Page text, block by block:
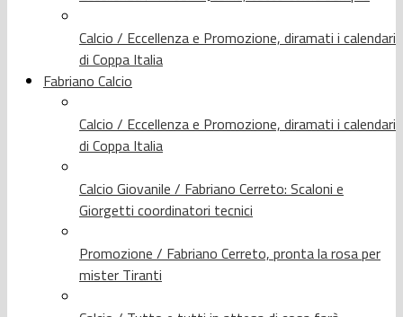
Calcio / Eccellenza e Promozione, diramati i calendari
di Coppa Italia
Fabriano Calcio
Calcio / Eccellenza e Promozione, diramati i calendari
di Coppa Italia
Calcio Giovanile / Fabriano Cerreto: Scaloni e
Giorgetti coordinatori tecnici
Promozione / Fabriano Cerreto, pronta la rosa per
mister Tiranti